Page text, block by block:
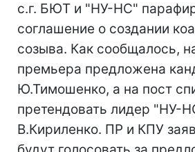
с.г. БЮТ и "НУ-НС"
соглашение о создании
созыва. Как сообщалось,
премьера предложена
Ю.Тимошенко, а на пост
претендовать лидер "НУ-
В.Кириленко. ПР и КПУ